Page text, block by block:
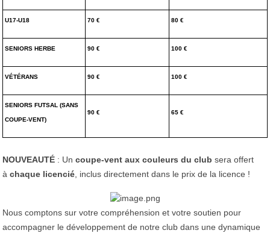
U17-U18 70 € 80 €
SENIORS HERBE 90 € 100 €
VÉTÉRANS 90 € 100 €
SENIORS FUTSAL (SANS
COUPE-VENT)
90 € 65 €
NOUVEAUTÉ : Un coupe-vent aux couleurs du club sera offert
à chaque licencié , inclus directement dans le prix de la licence !
Nous comptons sur votre compréhension et votre soutien pour
accompagner le développement de notre club dans une dynamique